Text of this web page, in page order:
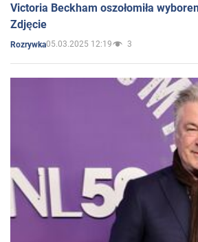
Victoria Beckham oszołomiła
Zdjęcie
Rozrywka05.03.2025 12:19 3